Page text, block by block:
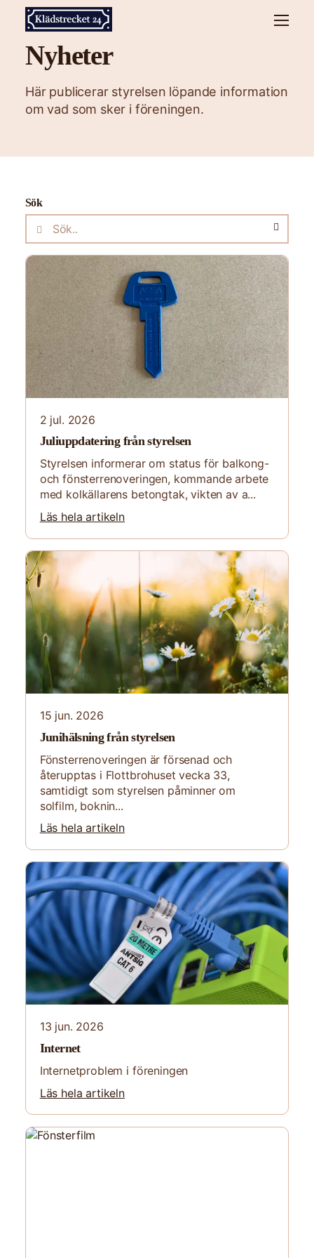
Nyheter
Här publicerar styrelsen löpande information
om vad som sker i föreningen.
Sök
2 jul. 2026
Juliuppdatering från styrelsen
Styrelsen informerar om status för balkong-
och fönsterrenoveringen, kommande arbete
med kolkällarens betongtak, vikten av a...
Läs hela artikeln
15 jun. 2026
Junihälsning från styrelsen
Fönsterrenoveringen är försenad och
återupptas i Flottbrohuset vecka 33,
samtidigt som styrelsen påminner om
solfilm, boknin...
Läs hela artikeln
13 jun. 2026
Internet
Internetproblem i föreningen
Läs hela artikeln